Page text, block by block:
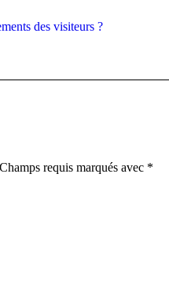
des visiteurs ?
requis marqués avec *